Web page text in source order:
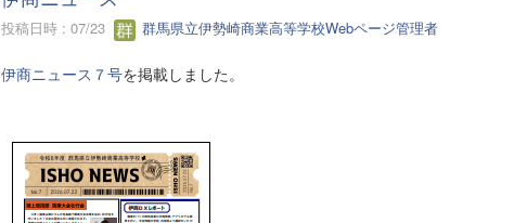
投稿日時 : 07/23 群馬県立伊勢崎商業高等学校Webページ管理者
伊商ニュース７号を掲載しました。